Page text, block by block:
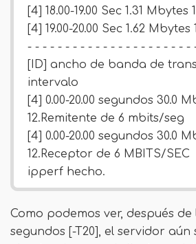
[4] 18.00-19.00 Sec 1.31 Mbytes
[4] 19.00-20.00 Sec 1.62
- - - - - - - - - - - - - - - - - - - - - -
[ID] ancho de banda de
intervalo
[4] 0.00-20.00 segundos 30.0
12.Remitente de 6 mbits/seg
[4] 0.00-20.00 segundos 30.0
12.Receptor de 6 MBITS/SEC
ipperf hecho.
Como podemos ver, después de
segundos [-T20], el servidor aún